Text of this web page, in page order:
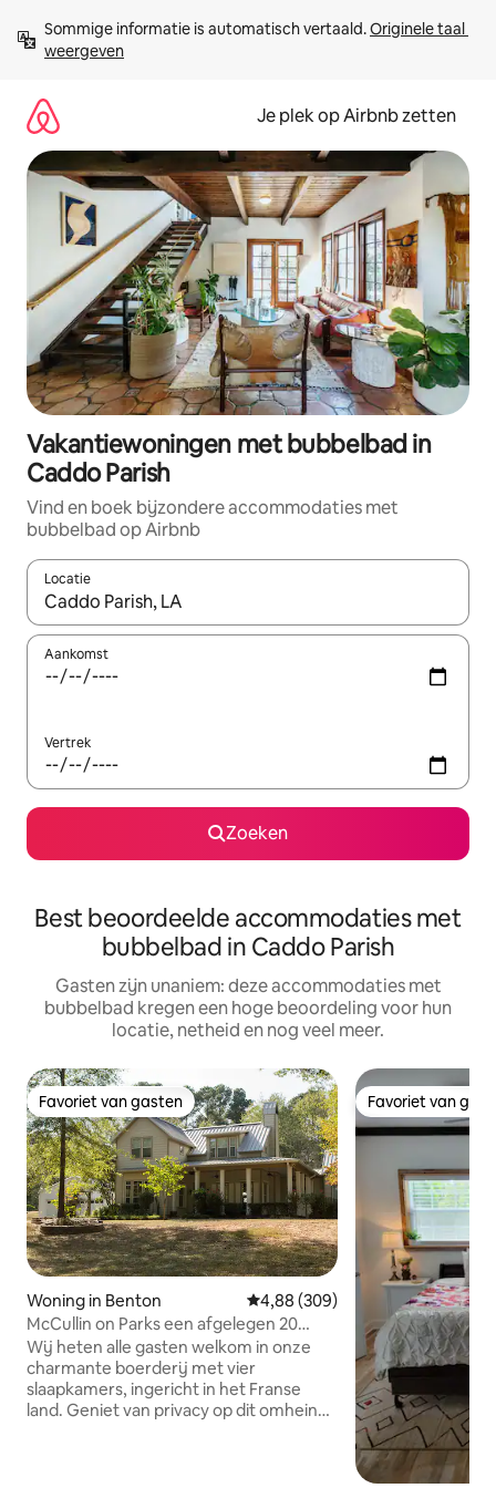
direct
naar
Sommige informatie is automatisch vertaald. Originele taal
weergeven
Je plek op Airbnb zetten
Vakantiewoningen met bubbelbad in
Caddo Parish
Vind en boek bijzondere accommodaties met
bubbelbad op Airbnb
Locatie
Wanneer er resultaten beschikbaar zijn, maak je een keuze
Aankomst
Vertrek
Zoeken
Best beoordeelde accommodaties met
bubbelbad in Caddo Parish
Gasten zijn unaniem: deze accommodaties met
bubbelbad kregen een hoge beoordeling voor hun
locatie, netheid en nog veel meer.
Favoriet van gasten
Favoriet van gasten
Woning in Benton Gemiddelde beoordeling van
4,88 (309)
McCullin on Parks een afgelegen 20
hectare
Wij heten alle gasten welkom in onze
charmante boerderij met vier
slaapkamers, ingericht in het Franse
land. Geniet van privacy op dit omheinde
Favoriet van
Favoriet van